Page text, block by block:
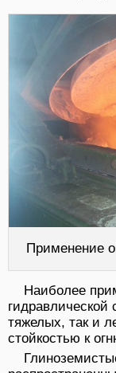
Применение
Наиболее
гидравлической
тяжелых, так и
стойкостью к